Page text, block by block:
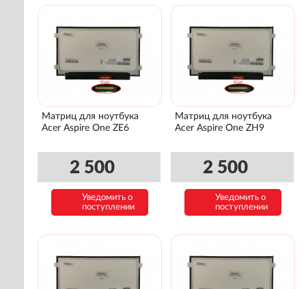
Матриц для ноутбука
Acer Aspire One ZE6
2 500
Уведомить о
поступлении
Матриц для ноутбука
Acer Aspire One ZH9
2 500
Уведомить о
поступлении